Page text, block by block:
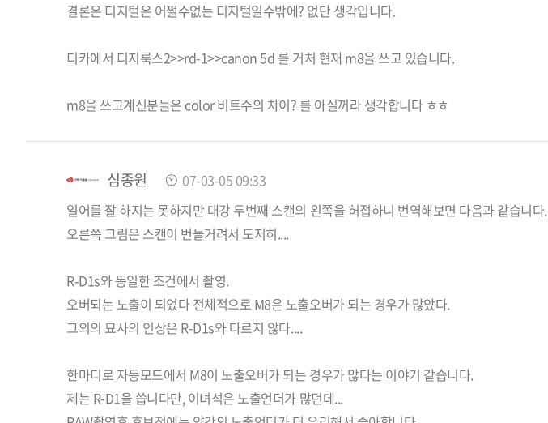
결론은 디지털은 어쩔수없는 디지털일수밖에? 없단 생각입니다.
디카에서 디지룩스2>>rd-1>>canon 5d 를 거처 현재 m8을 쓰고 있습니다.
m8을 쓰고계신분들은 color 비트수의 차이? 를 아실꺼라 생각합니다 ㅎㅎ
심종원
07-03-05 09:33
일어를 잘 하지는 못하지만 대강 두번째 스캔의 왼쪽을 허접하니 번역해보면 다음과 같습니다.
오른쪽 그림은 스캔이 번들거려서 도저히....
R-D1s와 동일한 조건에서 촬영.
오버되는 노출이 되었다 전체적으로 M8은 노출오버가 되는 경우가 많았다.
그외의 묘사의 인상은 R-D1s와 다르지 않다....
한마디로 자동모드에서 M8이 노출오버가 되는 경우가 많다는 이야기 같습니다.
제는 R-D1을 씁니다만, 이녀석은 노출언더가 많던데...